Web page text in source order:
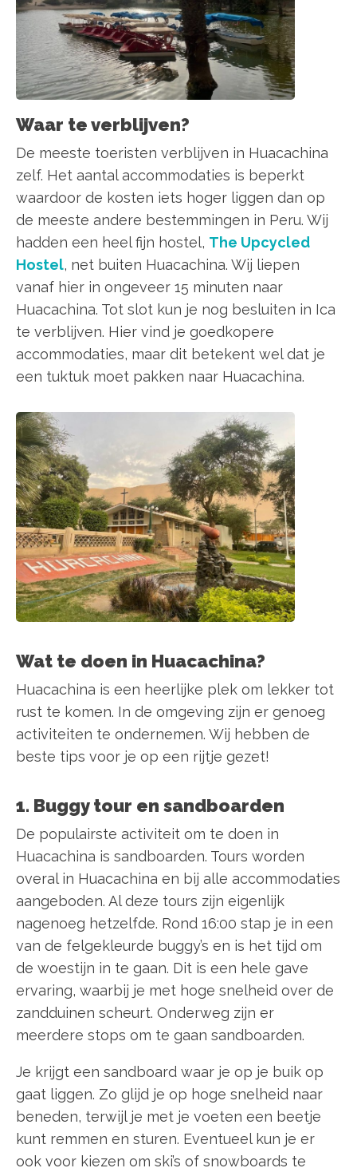
Waar te verblijven?
De meeste toeristen verblijven in Huacachina
zelf. Het aantal accommodaties is beperkt
waardoor de kosten iets hoger liggen dan op
de meeste andere bestemmingen in Peru. Wij
hadden een heel fijn hostel, The Upcycled
Hostel, net buiten Huacachina. Wij liepen
vanaf hier in ongeveer 15 minuten naar
Huacachina. Tot slot kun je nog besluiten in Ica
te verblijven. Hier vind je goedkopere
accommodaties, maar dit betekent wel dat je
een tuktuk moet pakken naar Huacachina.
Wat te doen in Huacachina?
Huacachina is een heerlijke plek om lekker tot
rust te komen. In de omgeving zijn er genoeg
activiteiten te ondernemen. Wij hebben de
beste tips voor je op een rijtje gezet!
1. Buggy tour en sandboarden
De populairste activiteit om te doen in
Huacachina is sandboarden. Tours worden
overal in Huacachina en bij alle accommodaties
aangeboden. Al deze tours zijn eigenlijk
nagenoeg hetzelfde. Rond 16:00 stap je in een
van de felgekleurde buggy’s en is het tijd om
de woestijn in te gaan. Dit is een hele gave
ervaring, waarbij je met hoge snelheid over de
zandduinen scheurt. Onderweg zijn er
meerdere stops om te gaan sandboarden.
Je krijgt een sandboard waar je op je buik op
gaat liggen. Zo glijd je op hoge snelheid naar
beneden, terwijl je met je voeten een beetje
kunt remmen en sturen. Eventueel kun je er
ook voor kiezen om ski’s of snowboards te